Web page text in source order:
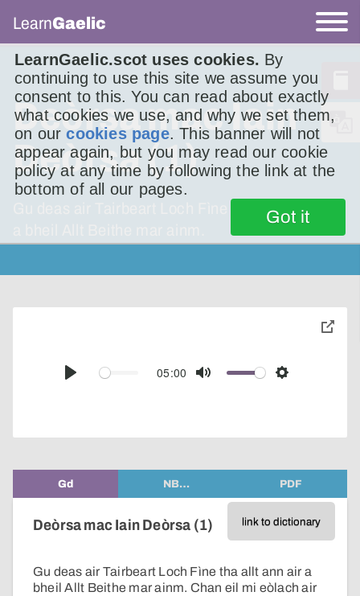
LearnGaelic.scot uses cookies. By
continuing to use this site we assume you
consent to this. You can read about exactly
what cookies we use, and why we set them,
on ourcookies page. This banner will not
appear again, but you may read our cookie
policy at any time by following the link at the
bottom of all our pages.
Got it
LearnGaelic
Deòrsa mac Iain
Deòrsa (1)
Gu deas air Tairbeart Loch Fìne tha allt ann air
Play
05:00
Mute Settings
toggle
Gd NB… PDF
link to dictionary
Deòrsa mac Iain Deòrsa (1)
Gu deas air Tairbeart Loch Fìne tha allt ann air a
bheil Allt Beithe mar ainm. Chan eil mi eòlach air